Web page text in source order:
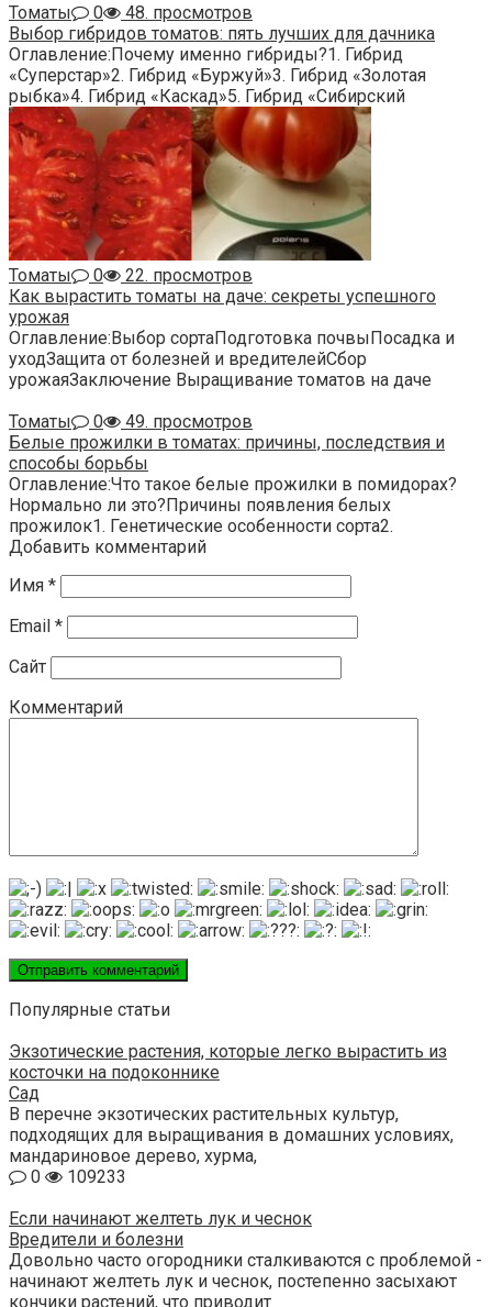
Томаты
0
48. просмотров
Выбор гибридов томатов: пять лучших для дачника
Оглавление:Почему именно гибриды?1. Гибрид
«Суперстар»2. Гибрид «Буржуй»3. Гибрид «Золотая
рыбка»4. Гибрид «Каскад»5. Гибрид «Сибирский
Томаты 0
22. просмотров
Как вырастить томаты на даче: секреты успешного
урожая
Оглавление:Выбор сортаПодготовка почвыПосадка и
уходЗащита от болезней и вредителейСбор
урожаяЗаключение Выращивание томатов на даче
Томаты
0
49. просмотров
Белые прожилки в томатах: причины, последствия и
способы борьбы
Оглавление:Что такое белые прожилки в помидорах?
Нормально ли это?Причины появления белых
прожилок1. Генетические особенности сорта2.
Добавить комментарий
Имя *
Email *
Сайт
Комментарий
Популярные статьи
Экзотические растения, которые легко вырастить из
косточки на подоконнике
Сад
В перечне экзотических растительных культур,
подходящих для выращивания в домашних условиях,
мандариновое дерево, хурма,
0
109233
Если начинают желтеть лук и чеснок
Вредители и болезни
Довольно часто огородники сталкиваются с проблемой -
начинают желтеть лук и чеснок, постепенно засыхают
кончики растений, что приводит